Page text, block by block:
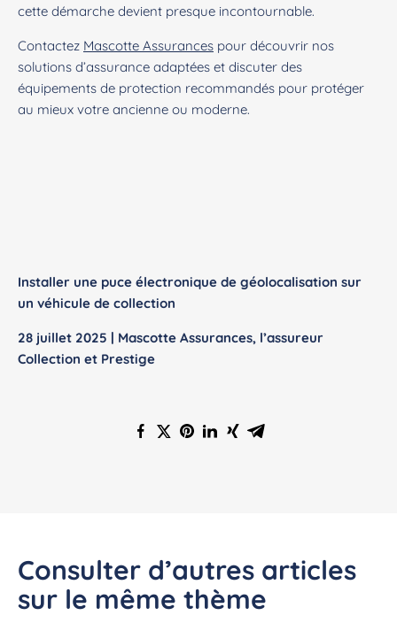
cette démarche devient presque incontournable.
Contactez Mascotte Assurances pour découvrir nos
solutions d’assurance adaptées et discuter des
équipements de protection recommandés pour protéger
au mieux votre ancienne ou moderne.
Installer une puce électronique de géolocalisation sur
un véhicule de collection
28 juillet 2025 | Mascotte Assurances, l’assureur
Collection et Prestige
Consulter d’autres articles
sur le même thème